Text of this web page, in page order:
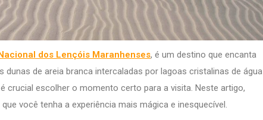
dos Lençóis Maranhenses, é um destino que encanta
de areia branca intercaladas por lagoas cristalinas de água
crucial escolher o momento certo para a visita. Neste artigo,
você tenha a experiência mais mágica e inesquecível.